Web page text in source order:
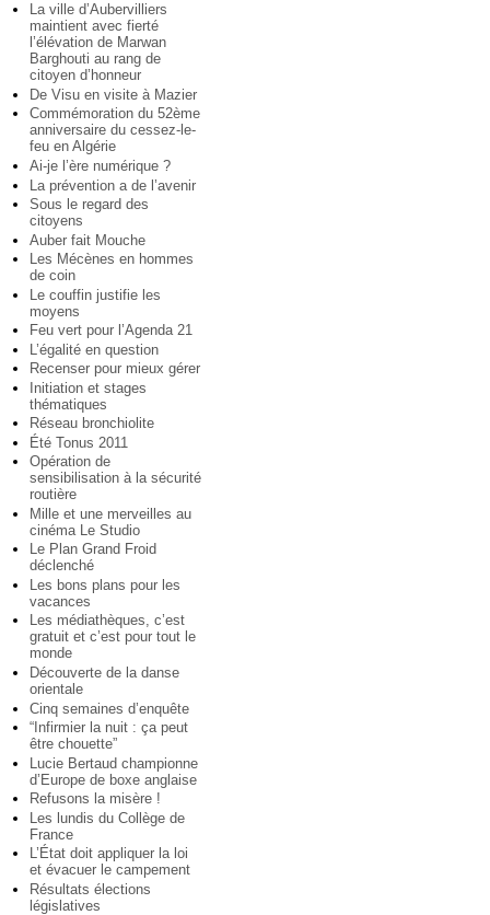
La ville d’Aubervilliers
maintient avec fierté
l’élévation de Marwan
Barghouti au rang de
citoyen d’honneur
De Visu en visite à Mazier
Commémoration du 52ème
anniversaire du cessez-le-
feu en Algérie
Ai-je l’ère numérique ?
La prévention a de l’avenir
Sous le regard des
citoyens
Auber fait Mouche
Les Mécènes en hommes
de coin
Le couffin justifie les
moyens
Feu vert pour l’Agenda 21
L’égalité en question
Recenser pour mieux gérer
Initiation et stages
thématiques
Réseau bronchiolite
Été Tonus 2011
Opération de
sensibilisation à la sécurité
routière
Mille et une merveilles au
cinéma Le Studio
Le Plan Grand Froid
déclenché
Les bons plans pour les
vacances
Les médiathèques, c’est
gratuit et c’est pour tout le
monde
Découverte de la danse
orientale
Cinq semaines d’enquête
“Infirmier la nuit : ça peut
être chouette”
Lucie Bertaud championne
d’Europe de boxe anglaise
Refusons la misère !
Les lundis du Collège de
France
L’État doit appliquer la loi
et évacuer le campement
Résultats élections
législatives